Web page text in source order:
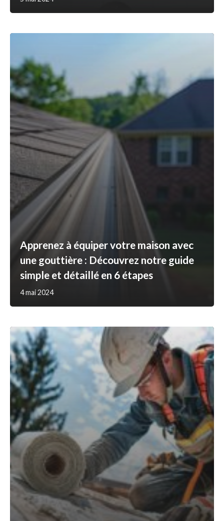
Apprenez à équiper votre maison avec
une gouttière : Découvrez notre guide
simple et détaillé en 6 étapes
4 mai 2024